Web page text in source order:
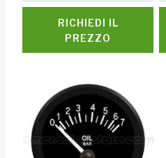
RICHIEDI IL
PREZZO